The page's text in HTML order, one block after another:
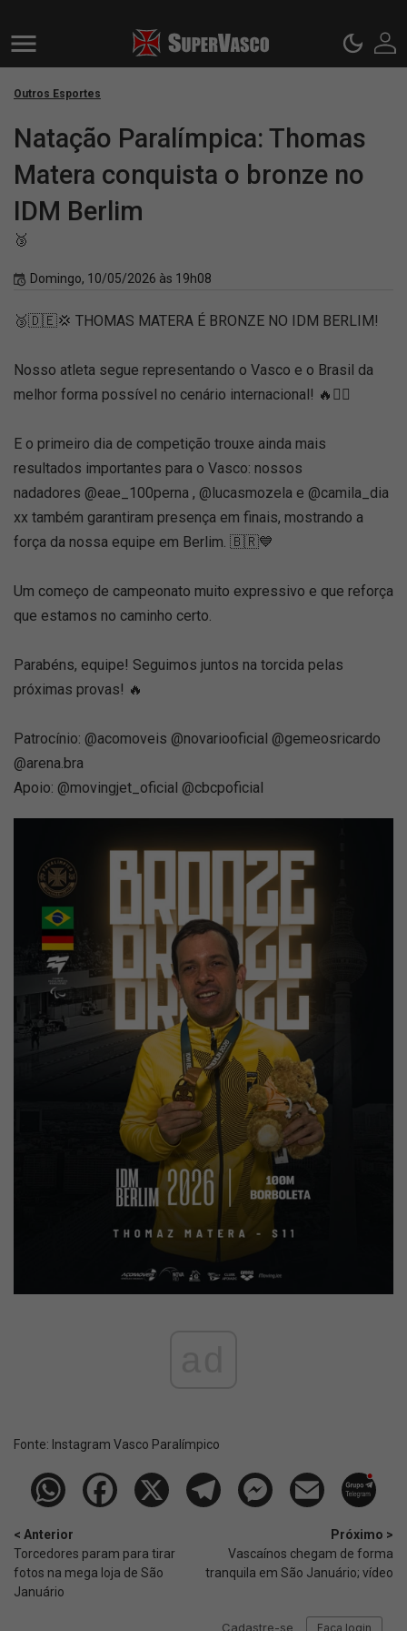
Outros Esportes
Natação Paralímpica: Thomas
Matera conquista o bronze no
IDM Berlim
🥉
Domingo, 10/05/2026 às 19h08
🥉🇩🇪💢 THOMAS MATERA É BRONZE NO IDM BERLIM!
Nosso atleta segue representando o Vasco e o Brasil da
melhor forma possível no cenário internacional! 🔥🏊‍♂️
E o primeiro dia de competição trouxe ainda mais
resultados importantes para o Vasco: nossos
nadadores @eae_100perna , @lucasmozela e @camila_dia
xx também garantiram presença em finais, mostrando a
força da nossa equipe em Berlim. 🇧🇷💙
Um começo de campeonato muito expressivo e que reforça
que estamos no caminho certo.
Parabéns, equipe! Seguimos juntos na torcida pelas
próximas provas! 🔥
Patrocínio: @acomoveis @novariooficial @gemeosricardo
@arena.bra
Apoio: @movingjet_oficial @cbcpoficial
Fonte: Instagram Vasco Paralímpico
< Anterior
Torcedores param para tirar
fotos na mega loja de São
Januário
Próximo >
Vascaínos chegam de forma
tranquila em São Januário; vídeo